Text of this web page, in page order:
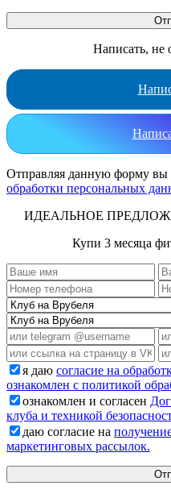
Написать, не
Отправляя данную форму вы
обработки персональных
ИДЕАЛЬНОЕ
Купи 3 месяца
я даю согласие на
ознакомлен с политикой
ознакомлен и согласен
клуба и техникой
даю согласие на
маркетинговых рассылок.